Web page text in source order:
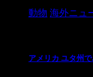
動物 海外ニュ
アメリカ ユタ州